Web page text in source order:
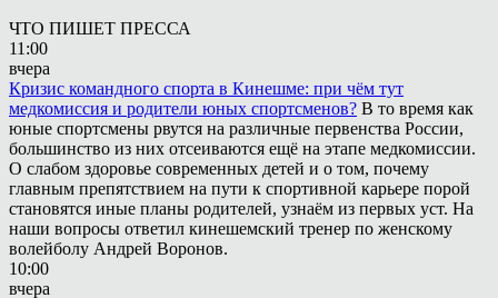
ЧТО ПИШЕТ ПРЕССА
11:00
вчера
Кризис командного спорта в Кинешме: при чём тут
медкомиссия и родители юных спортсменов? В то время как
юные спортсмены рвутся на различные первенства России,
большинство из них отсеиваются ещё на этапе медкомиссии.
О слабом здоровье современных детей и о том, почему
главным препятствием на пути к спортивной карьере порой
становятся иные планы родителей, узнаём из первых уст. На
наши вопросы ответил кинешемский тренер по женскому
волейболу Андрей Воронов.
10:00
вчера